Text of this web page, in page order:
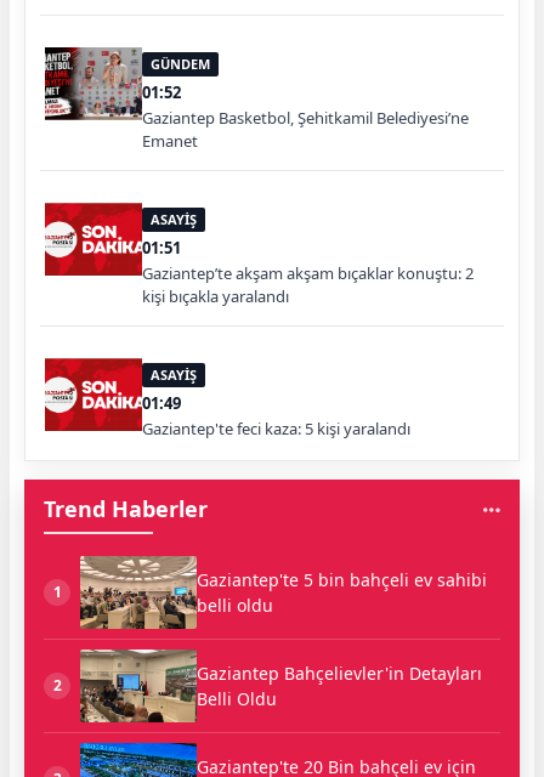
GÜNDEM
01:52
Gaziantep Basketbol, Şehitkamil Belediyesi’ne
Emanet
ASAYİŞ
01:51
Gaziantep’te akşam akşam bıçaklar konuştu: 2
kişi bıçakla yaralandı
ASAYİŞ
01:49
Gaziantep'te feci kaza: 5 kişi yaralandı
Trend Haberler
1
Gaziantep'te 5 bin bahçeli ev sahibi
belli oldu
2
Gaziantep Bahçelievler'in Detayları
Belli Oldu
Gaziantep'te 20 Bin bahçeli ev için